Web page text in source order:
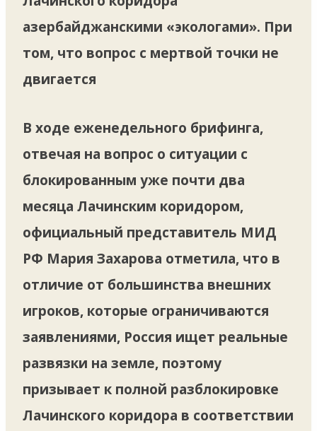
азербайджанскими «экологами». При
том, что вопрос с мертвой точки не
двигается
В ходе еженедельного брифинга,
отвечая на вопрос о ситуации с
блокированным уже почти два
месяца Лачинским коридором,
официальный представитель МИД
РФ Мария Захарова отметила, что в
отличие от большинства внешних
игроков, которые ограничиваются
заявлениями, Россия ищет реальные
развязки на земле, поэтому
призывает к полной разблокировке
Лачинского коридора в соответствии